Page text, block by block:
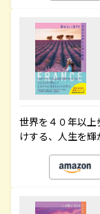
世界を４０年以
けする、人生を